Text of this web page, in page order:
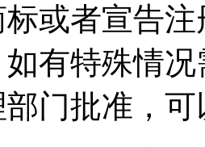
或者宣告
有特殊情
门批准，